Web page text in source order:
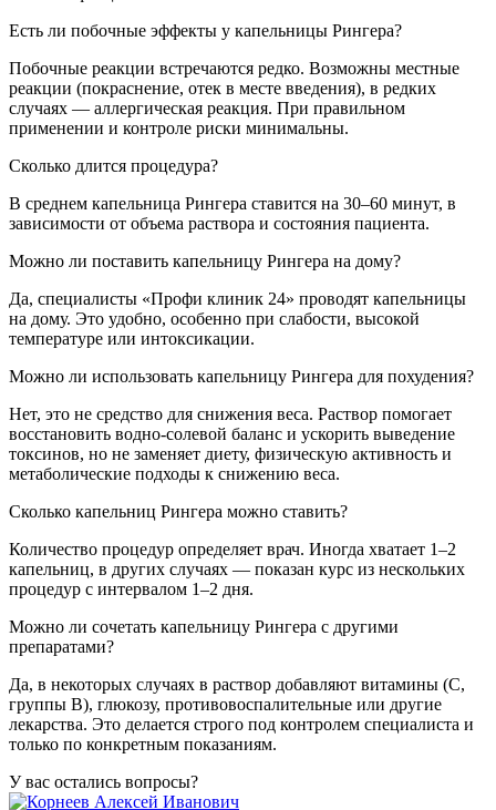
Есть ли побочные эффекты у капельницы Рингера?
Побочные реакции встречаются редко. Возможны местные
реакции (покраснение, отек в месте введения), в редких
случаях — аллергическая реакция. При правильном
применении и контроле риски минимальны.
Сколько длится процедура?
В среднем капельница Рингера ставится на 30–60 минут, в
зависимости от объема раствора и состояния пациента.
Можно ли поставить капельницу Рингера на дому?
Да, специалисты «Профи клиник 24» проводят капельницы
на дому. Это удобно, особенно при слабости, высокой
температуре или интоксикации.
Можно ли использовать капельницу Рингера для похудения?
Нет, это не средство для снижения веса. Раствор помогает
восстановить водно-солевой баланс и ускорить выведение
токсинов, но не заменяет диету, физическую активность и
метаболические подходы к снижению веса.
Сколько капельниц Рингера можно ставить?
Количество процедур определяет врач. Иногда хватает 1–2
капельниц, в других случаях — показан курс из нескольких
процедур с интервалом 1–2 дня.
Можно ли сочетать капельницу Рингера с другими
препаратами?
Да, в некоторых случаях в раствор добавляют витамины (С,
группы B), глюкозу, противовоспалительные или другие
лекарства. Это делается строго под контролем специалиста и
только по конкретным показаниям.
У вас остались вопросы?